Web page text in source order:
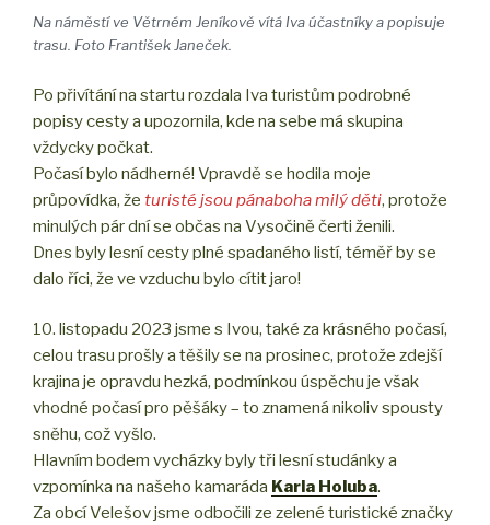
Na náměstí ve Větrném Jeníkově vítá Iva účastníky a popisuje
trasu. Foto František Janeček.
Po přivítání na startu rozdala Iva turistům podrobné
popisy cesty a upozornila, kde na sebe má skupina
vždycky počkat.
Počasí bylo nádherné! Vpravdě se hodila moje
průpovídka, že turisté jsou pánaboha milý děti, protože
minulých pár dní se občas na Vysočině čerti ženili.
Dnes byly lesní cesty plné spadaného listí, téměř by se
dalo říci, že ve vzduchu bylo cítit jaro!
10. listopadu 2023 jsme s Ivou, také za krásného počasí,
celou trasu prošly a těšily se na prosinec, protože zdejší
krajina je opravdu hezká, podmínkou úspěchu je však
vhodné počasí pro pěšáky – to znamená nikoliv spousty
sněhu, což vyšlo.
Hlavním bodem vycházky byly tři lesní studánky a
vzpomínka na našeho kamaráda Karla Holuba.
Za obcí Velešov jsme odbočili ze zelené turistické značky